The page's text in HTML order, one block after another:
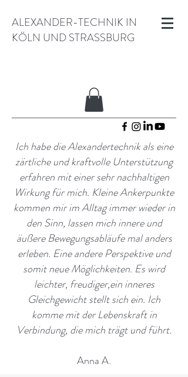
ALEXANDER-TECHNIK IN
KÖLN UND STRASSBURG
Ich habe die Alexandertechnik als eine
zärtliche und kraftvolle Unterstützung
erfahren mit einer sehr nachhaltigen
Wirkung für mich. Kleine Ankerpunkte
kommen mir im Alltag immer wieder in
den Sinn, lassen mich innere und
äußere Bewegungsabläufe mal anders
erleben. Eine andere Perspektive und
somit neue Möglichkeiten. Es wird
leichter, freudiger,ein inneres
Gleichgewicht stellt sich ein. Ich
komme mit der Lebenskraft in
Verbindung, die mich trägt und führt.
Anna A.